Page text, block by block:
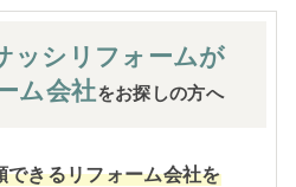
ッシ リフォームが
ム会社をお探しの方へ
きるリフォーム会社を